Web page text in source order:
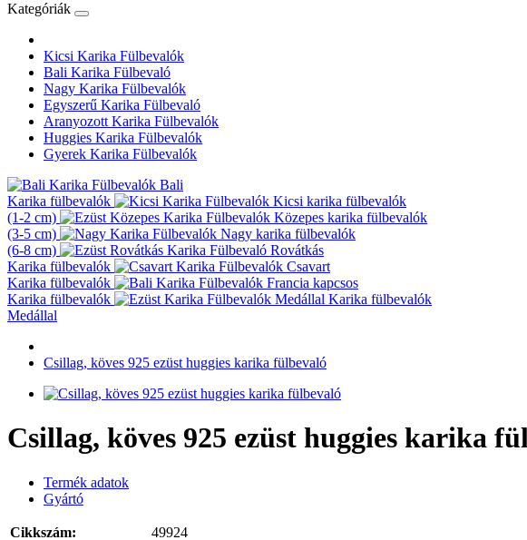
Kategóriák
Kicsi Karika Fülbevalók
Bali Karika Fülbevaló
Nagy Karika Fülbevalók
Egyszerű Karika Fülbevaló
Aranyozott Karika Fülbevalók
Huggies Karika Fülbevalók
Gyerek Karika Fülbevalók
Bali
Karika fülbevalók
Kicsi karika fülbevalók
(1-2 cm)
Közepes karika fülbevalók
(3-5 cm)
Nagy karika fülbevalók
(6-8 cm)
Rovátkás
Karika fülbevalók
Csavart
Karika fülbevalók
Francia kapcsos
Karika fülbevalók
Karika fülbevalók
Medállal
Csillag, köves 925 ezüst huggies karika fülbevaló
Csillag, köves 925 ezüst huggies karika
Termék adatok
Gyártó
Cikkszám:
49924